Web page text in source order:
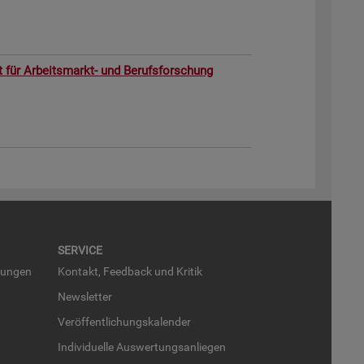
Ar­beits­markt- und Be­rufs­for­schung
SER­VICE
Kon­takt, Feed­back und Kri­tik
News­let­ter
Ver­öf­fent­li­chungs­ka­len­der
In­di­vi­du­el­le Aus­wer­tungs­an­lie­gen